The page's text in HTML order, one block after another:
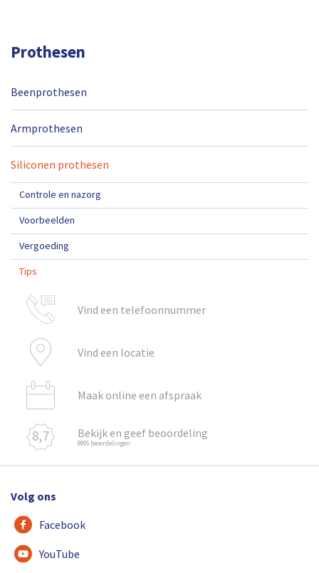
Prothesen
Beenprothesen
Armprothesen
Siliconen prothesen
Controle en nazorg
Voorbeelden
Vergoeding
Tips
Vind een telefoonnummer
Vind een locatie
Maak online een afspraak
8,7 Bekijk en geef beoordeling
8905 beoordelingen
Volg ons
Facebook
YouTube